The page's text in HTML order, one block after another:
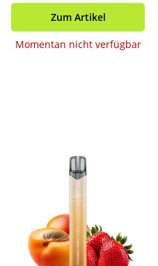
Zum Artikel
Momentan nicht verfügbar